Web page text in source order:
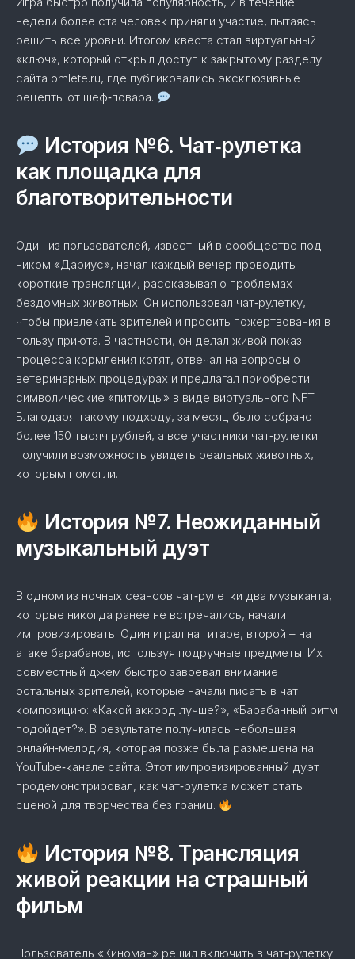
недели более ста человек приняли участие, пытаясь
решить все уровни. Итогом квеста стал виртуальный
«ключ», который открыл доступ к закрытому разделу
сайта omlete.ru, где публиковались эксклюзивные
рецепты от шеф‑повара.
История №6. Чат‑рулетка
как площадка для
благотворительности
Один из пользователей, известный в сообществе под
ником «Дариус», начал каждый вечер проводить
короткие трансляции, рассказывая о проблемах
бездомных животных. Он использовал чат‑рулетку,
чтобы привлекать зрителей и просить пожертвования в
пользу приюта. В частности, он делал живой показ
процесса кормления котят, отвечал на вопросы о
ветеринарных процедурах и предлагал приобрести
символические «питомцы» в виде виртуального NFT.
Благодаря такому подходу, за месяц было собрано
более 150 тысяч рублей, а все участники чат‑рулетки
получили возможность увидеть реальных животных,
которым помогли.
История №7. Неожиданный
музыкальный дуэт
В одном из ночных сеансов чат‑рулетки два музыканта,
которые никогда ранее не встречались, начали
импровизировать. Один играл на гитаре, второй – на
атаке барабанов, используя подручные предметы. Их
совместный джем быстро завоевал внимание
остальных зрителей, которые начали писать в чат
композицию: «Какой аккорд лучше?», «Барабанный ритм
подойдет?». В результате получилась небольшая
онлайн‑мелодия, которая позже была размещена на
YouTube‑канале сайта. Этот импровизированный дуэт
продемонстрировал, как чат‑рулетка может стать
сценой для творчества без границ.
История №8. Трансляция
живой реакции на страшный
фильм
Пользователь «Киноман» решил включить в чат‑рулетку